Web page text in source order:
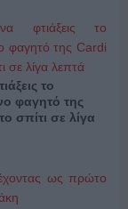
το
φαγητό της
σπίτι σε λίγα